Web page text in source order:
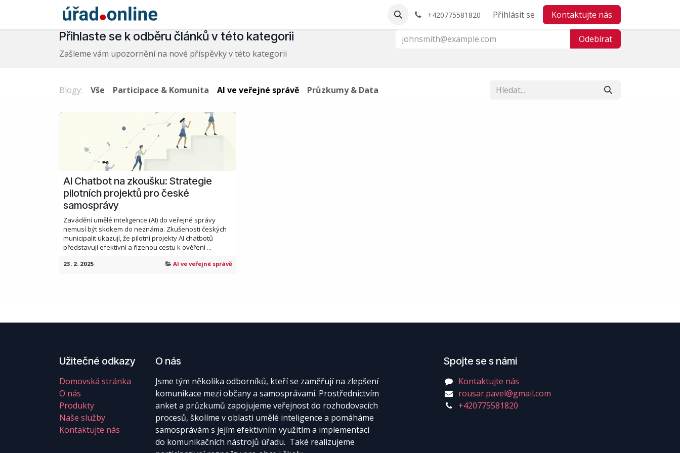
Naše služby +420775581820 Přihlásit se Kontaktujte nás
Přihlaste se k odběru článků v této kategorii
Zašleme vám upozornění na nové příspěvky v této kategorii
Odebírat
Blogy: Vše Participace & Komunita AI ve veřejné správě Průzkumy & Data
AI Chatbot na zkoušku: Strategie
pilotních projektů pro české
samosprávy
Zavádění umělé inteligence (AI) do veřejné správy
nemusí být skokem do neznáma. Zkušenosti českých
municipalit ukazují, že pilotní projekty AI chatbotů
představují efektivní a řízenou cestu k ověření ...
23. 2. 2025 AI ve veřejné správě
Užitečné odkazy
Domovská stránka
O nás
Produkty
Naše služby
Kontaktujte nás
O nás
Jsme tým několika odborníků, kteří se zaměřují na zlepšení
komunikace mezi občany a samosprávami. Prostřednictvím
anket a průzkumů zapojujeme veřejnost do rozhodovacích
procesů, školíme v oblasti umělé inteligence a pomáháme
samosprávám s jejím efektivním využitím a implementací
do komunikačních nástrojů úřadu. Také realizujeme
Spojte se s námi
Kontaktujte nás
rousar.pavel@gmail.com
+420775581820